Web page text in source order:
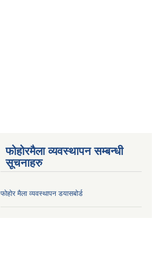
फोहोरमैला व्यवस्थापन सम्बन्धी
सूचनाहरु
फोहोर मैला व्यवस्थापन डयासबोर्ड